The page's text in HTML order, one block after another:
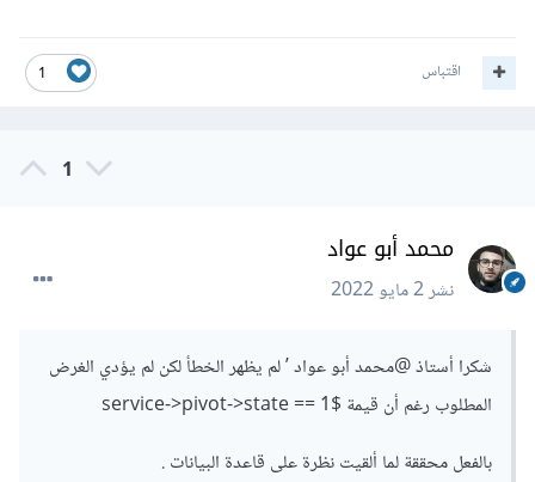
1 اقتباس
1
محمد أبو عواد
نشر2 مايو 2022
شكرا أستاذ@محمد أبو عواد’ لم يظهر الخطأ لكن لم يؤدي الغرض
المطلوب رغم أن قيمة $service->pivot->state == 1
بالفعل محققة لما ألقيت نظرة على قاعدة البيانات .